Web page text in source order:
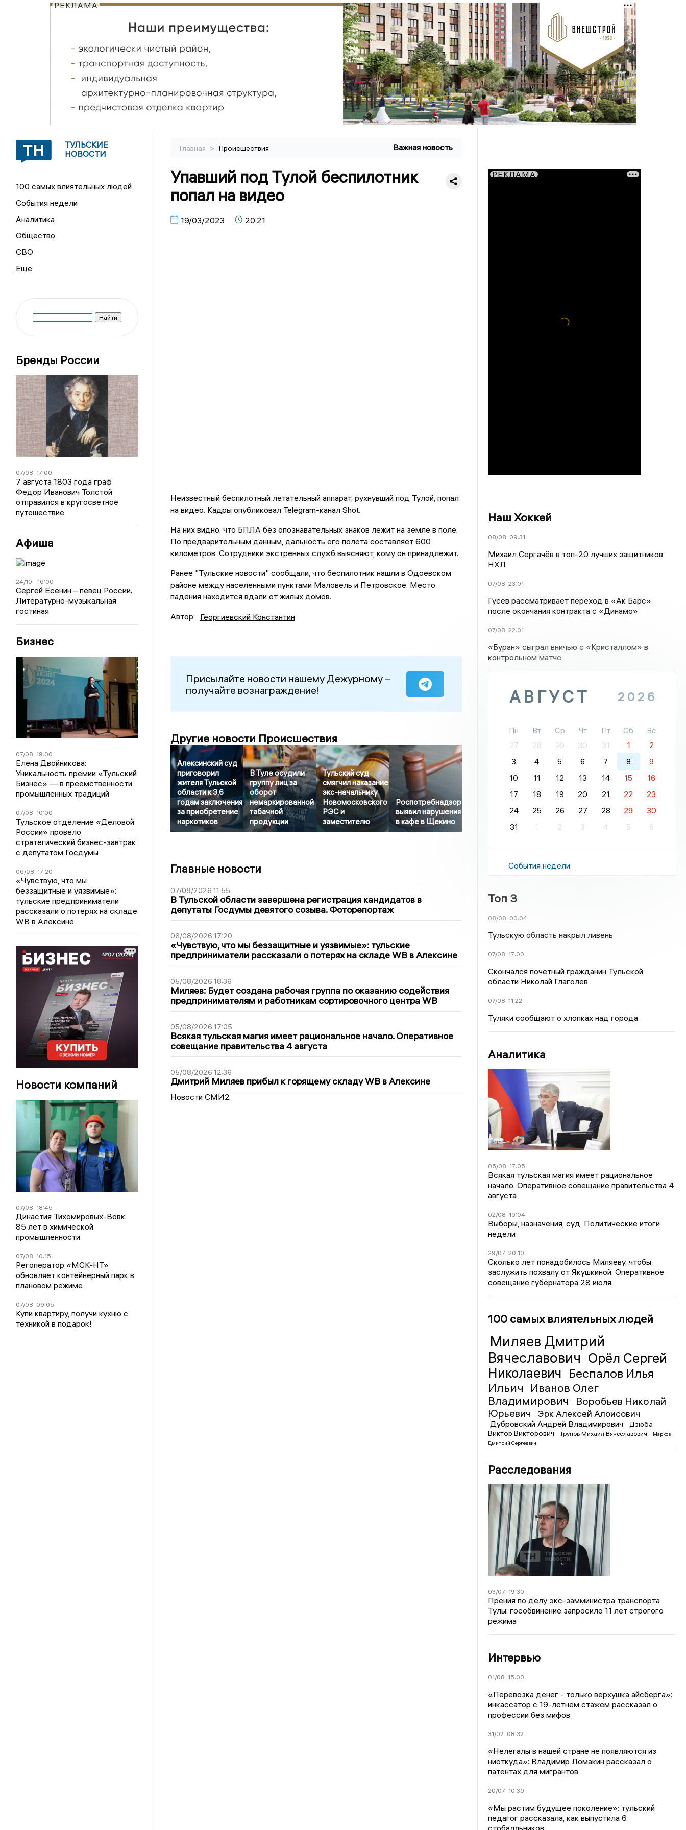
РЕКЛАМА
ТУЛЬСКИЕ
НОВОСТИ
100 самых влиятельных людей
События недели
Аналитика
Общество
СВО
Бренды России
07/08 17:00
7 августа 1803 года граф
Федор Иванович Толстой
отправился в кругосветное
путешествие
Афиша
24/10 16:00
Сергей Есенин – певец России.
Литературно-музыкальная
гостиная
Бизнес
07/08 19:00
Елена Двойникова:
Уникальность премии «Тульский
Бизнес» — в преемственности
промышленных традиций
07/08 10:00
Тульское отделение «Деловой
России» провело
стратегический бизнес-завтрак
с депутатом Госдумы
06/08 17:20
«Чувствую, что мы
беззащитные и уязвимые»:
тульские предприниматели
рассказали о потерях на складе
WB в Алексине
Новости компаний
07/08 18:45
Династия Тихомировых-Вовк:
85 лет в химической
промышленности
07/08 10:15
Регоператор «МСК-НТ»
обновляет контейнерный парк в
плановом режиме
07/08 09:05
Купи квартиру, получи кухню с
техникой в подарок!
Главная > Происшествия Важная новость
Упавший под Тулой беспилотник
попал на видео
19/03/2023 20:21
Неизвестный беспилотный летательный аппарат, рухнувший под Тулой, попал
на видео. Кадры опубликовал Telegram-канал Shot.
На них видно, что БПЛА без опознавательных знаков лежит на земле в поле.
По предварительным данным, дальность его полета составляет 600
километров. Сотрудники экстренных служб выясняют, кому он принадлежит.
Ранее "Тульские новости" сообщали, что беспилотник нашли в Одоевском
районе между населенными пунктами Маловель и Петровское. Место
падения находится вдали от жилых домов.
Автор: Георгиевский Константин
Присылайте новости нашему Дежурному –
получайте вознаграждение!
Другие новости Происшествия
Алексинский суд
приговорил
жителя Тульской
области к 3,6
годам заключения
за приобретение
наркотиков
В Туле осудили
группу лиц за
оборот
немаркированной
табачной
продукции
Тульский суд
смягчил наказание
экс-начальнику
Новомосковского
РЭС и
заместителю
Роспотребнадзор
выявил нарушения
в кафе в Щекино
Главные новости
07/08/2026 11:55
В Тульской области завершена регистрация кандидатов в
депутаты Госдумы девятого созыва. Фоторепортаж
06/08/2026 17:20
«Чувствую, что мы беззащитные и уязвимые»: тульские
предприниматели рассказали о потерях на складе WB в Алексине
05/08/2026 18:36
Миляев: Будет создана рабочая группа по оказанию содействия
предпринимателям и работникам сортировочного центра WB
05/08/2026 17:05
Всякая тульская магия имеет рациональное начало. Оперативное
совещание правительства 4 августа
05/08/2026 12:36
Дмитрий Миляев прибыл к горящему складу WB в Алексине
Новости СМИ2
РЕКЛАМА
Наш Хоккей
08/08 09:31
Михаил Сергачёв в топ-20 лучших защитников
НХЛ
07/08 23:01
Гусев рассматривает переход в «Ак Барс»
после окончания контракта с «Динамо»
07/08 22:01
«Буран» сыграл вничью с «Кристаллом» в
контрольном матче
АВГУСТ 2026
Пн Вт Ср Чт Пт Сб
Вс
27
28 29 30 31 1
2
3
4 5 6 7 8
9
10
11 12 13 14 15
16
17
18 19 20 21 22
23
24
25 26 27 28 29
30
31
1 2 3 4 5 6
События недели
Топ 3
08/08 00:04
Тульскую область накрыл ливень
07/08 17:00
Скончался почётный гражданин Тульской
области Николай Глаголев
07/08 11:22
Туляки сообщают о хлопках над города
Аналитика
05/08 17:05
Всякая тульская магия имеет рациональное
начало. Оперативное совещание правительства 4
августа
02/08 19:04
Выборы, назначения, суд. Политические итоги
недели
29/07 20:10
Сколько лет понадобилось Миляеву, чтобы
заслужить похвалу от Якушкиной. Оперативное
совещание губернатора 28 июля
100 самых влиятельных людей
Миляев Дмитрий
Вячеславович Орёл Сергей
Николаевич Беспалов Илья
Ильич
Иванов Олег
Владимирович
Воробьев Николай
Юрьевич
Эрк Алексей Алоисович
Дубровский Андрей Владимирович
Дзюба
Виктор Викторович
Трунов Михаил Вячеславович
Марков
Дмитрий Сергеевич
Расследования
03/07 19:30
Прения по делу экс-замминистра транспорта
Тулы: гособвинение запросило 11 лет строгого
режима
Интервью
01/08 15:00
«Перевозка денег - только верхушка айсберга»:
инкассатор с 19-летнем стажем рассказал о
профессии без мифов
31/07 08:32
«Нелегалы в нашей стране не появляются из
ниоткуда»: Владимир Ломакин рассказал о
патентах для мигрантов
20/07 10:30
«Мы растим будущее поколение»: тульский
педагог рассказала, как выпустила 6
стобалльников